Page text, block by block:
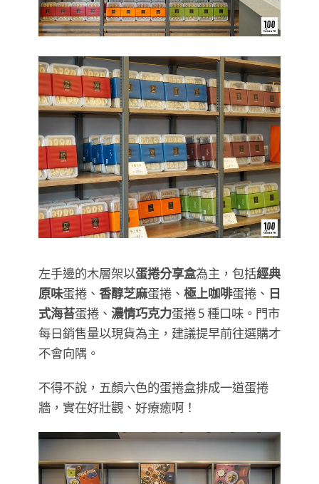
左手邊的木層架以蛋捲分享盒為主，包括經典
原味蛋捲、 香醇芝麻蛋捲、 極上咖啡蛋捲、 日
式海苔蛋捲、 濃情巧克力蛋捲 5 種口味。門市
每日銷售量以現貨為主，建議提早前往選購才
不會向隅。
不得不說，五顏六色的蛋捲盒排成一道蛋捲
牆，實在好壯觀、好療癒啊！